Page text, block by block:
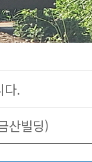
다.
산빌딩)